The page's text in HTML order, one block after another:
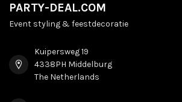
PARTY-DEAL.COM
Event styling & feestdecoratie
Kuipersweg 19
4338PH Middelburg
The Netherlands